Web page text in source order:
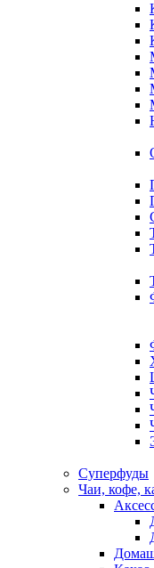
Суперфуды
Чаи, кофе,